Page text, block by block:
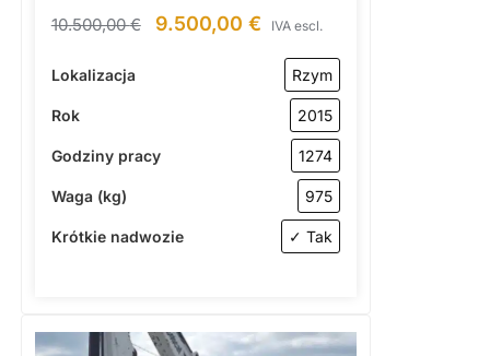
10.500,00€ 9.500,00 € IVA escl.
Lokalizacja Rzym
Rok 2015
Godziny pracy 1274
Waga (kg) 975
Krótkie nadwozie ✓ Tak